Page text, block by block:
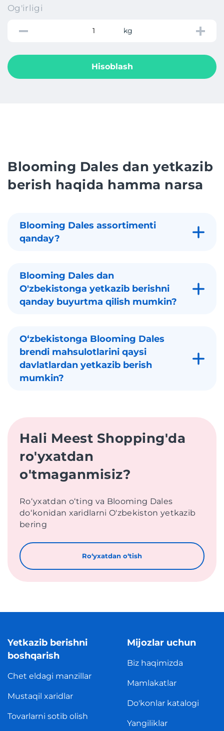
Og'irligi
kg
Hisoblash
Blooming Dales dan yetkazib
berish haqida hamma narsa
Blooming Dales assortimenti
qanday?
Blooming Dales dan
O'zbekistonga yetkazib berishni
qanday buyurtma qilish mumkin?
Oʻzbekistonga Blooming Dales
brendi mahsulotlarini qaysi
davlatlardan yetkazib berish
mumkin?
Hali Meest Shopping'da
ro'yxatdan
o'tmaganmisiz?
Roʻyxatdan oʻting va Blooming Dales
doʻkonidan xaridlarni O'zbekiston yetkazib
bering
Roʻyxatdan oʻtish
Yetkazib berishni
boshqarish
Chet eldagi manzillar
Mustaqil xaridlar
Tovarlarni sotib olish
Mijozlar uchun
Biz haqimizda
Mamlakatlar
Do'konlar katalogi
Yangiliklar